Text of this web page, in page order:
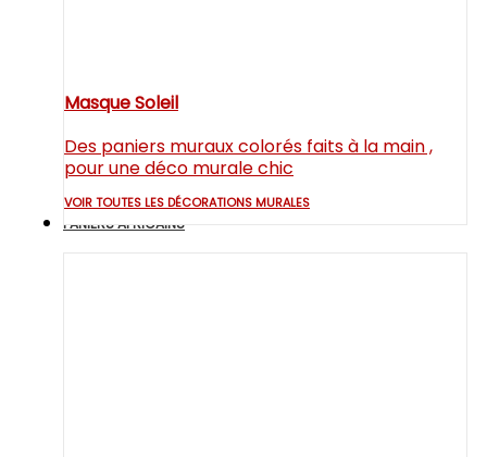
Masque Soleil
Des paniers muraux colorés faits à la main ,
pour une déco murale chic
VOIR TOUTES LES DÉCORATIONS MURALES
PANIERS AFRICAINS